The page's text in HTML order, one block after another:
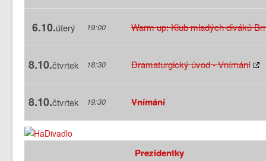
6.10.úterý 19:00 Warm up: Klub mladých diváků
8.10.čtvrtek 18:30 Dramaturgický úvod - Vnímání
8.10.čtvrtek 19:30 Vnímání
Prezidentky